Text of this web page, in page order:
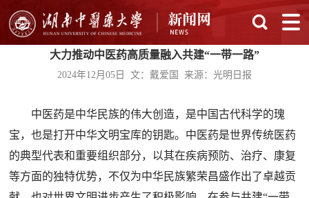
大力推动中医药高质量融入共建“一带一路”
2024年12月05日 文：戴爱国 来源：光明日报
中医药是中华民族的伟大创造，是中国古代科学的瑰
宝，也是打开中华文明宝库的钥匙。中医药是世界传统医药
的典型代表和重要组织部分，以其在疾病预防、治疗、康复
等方面的独特优势，不仅为中华民族繁荣昌盛作出了卓越贡